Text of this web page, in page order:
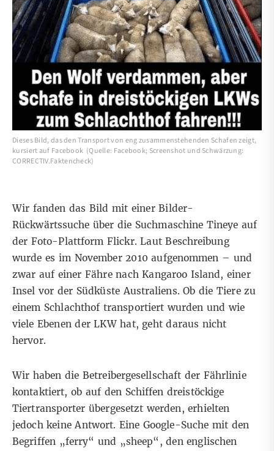
Dieses Bild, das den Transport von eng zusammenstehenden Schafen zeigt,
kursiert auf Facebook (Quelle: Facebook; Screenshot und Schwärzung:
CORRECTIV.Faktencheck)
Wir fanden das Bild mit einer Bilder-
Rückwärtssuche über die Suchmaschine Tineye auf
der Foto-Plattform Flickr. Laut Beschreibung
wurde es im November 2010 aufgenommen – und
zwar auf einer Fähre nach Kangaroo Island, einer
Insel vor der Südküste Australiens. Ob die Tiere zu
einem Schlachthof transportiert wurden und wie
viele Ebenen der LKW hat, geht daraus nicht
hervor.
Wir haben die Betreibergesellschaft der Fährlinie
kontaktiert, ob auf den Schiffen dreistöckige
Tiertransporter übergesetzt werden, erhielten
jedoch keine Antwort. Eine Google-Suche mit den
Begriffen „ferry“ und „sheep“, den englischen